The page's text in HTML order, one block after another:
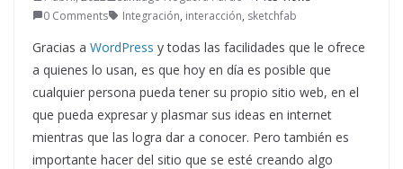
0 Comments
Integración, interacción, sketchfab
Gracias a WordPress y todas las facilidades que le ofrece
a quienes lo usan, es que hoy en día es posible que
cualquier persona pueda tener su propio sitio web, en el
que pueda expresar y plasmar sus ideas en internet
mientras que las logra dar a conocer. Pero también es
importante hacer del sitio que se esté creando algo